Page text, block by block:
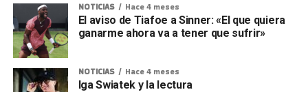
NOTICIAS Hace 4 meses
El aviso de Tiafoe a Sinner: «El que quiera
ganarme ahora va a tener que sufrir»
NOTICIAS Hace 4 meses
Iga Swiatek y la lectura